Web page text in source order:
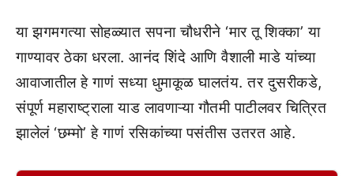
या झगमगत्या सोहळ्यात सपना चौधरीने ‘मार तू शिक्का’ या
गाण्यावर ठेका धरला. आनंद शिंदे आणि वैशाली माडे यांच्या
आवाजातील हे गाणं सध्या धुमाकूळ घालतंय. तर दुसरीकडे,
संपूर्ण महाराष्ट्राला याड लावणाऱ्या गौतमी पाटीलवर चित्रित
झालेलं ‘छम्मो’ हे गाणं रसिकांच्या पसंतीस उतरत आहे.